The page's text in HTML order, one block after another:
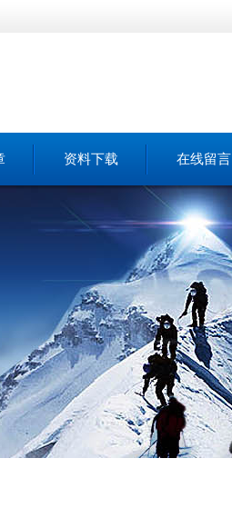
资料下载 在线留言